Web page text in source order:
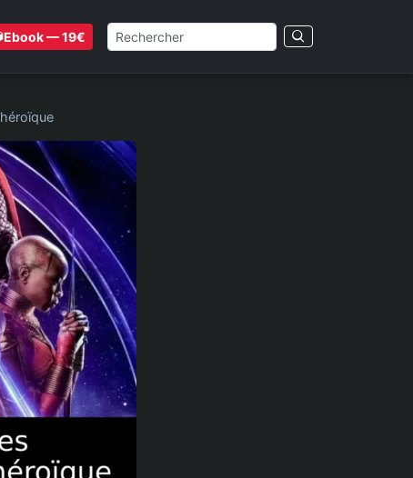
Ebook — 19€